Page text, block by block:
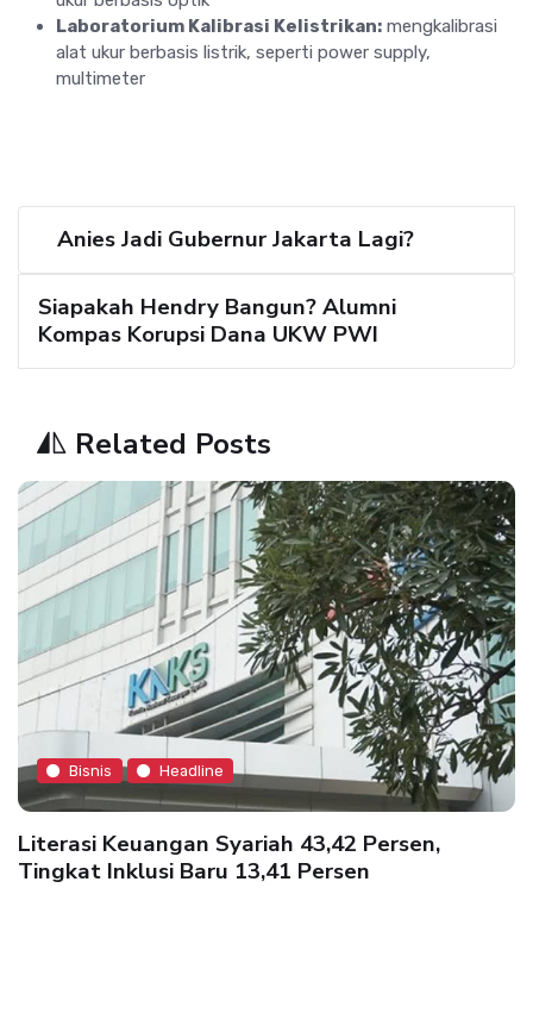
Laboratorium Kalibrasi Kelistrikan: mengkalibrasi
alat ukur berbasis listrik, seperti power supply,
multimeter
Anies Jadi Gubernur Jakarta Lagi?
Siapakah Hendry Bangun? Alumni
Kompas Korupsi Dana UKW PWI
Related Posts
Bisnis Headline
Literasi Keuangan Syariah 43,42 Persen,
Tingkat Inklusi Baru 13,41 Persen